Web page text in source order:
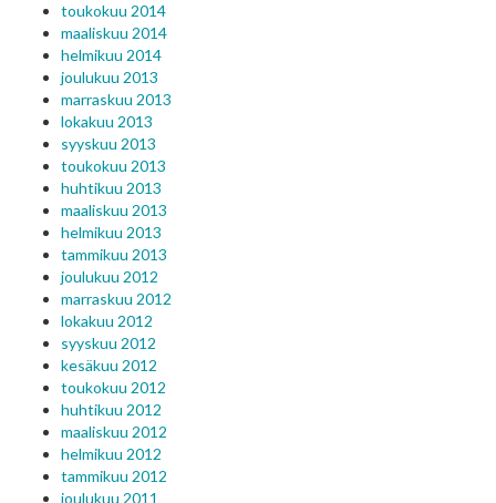
toukokuu 2014
maaliskuu 2014
helmikuu 2014
joulukuu 2013
marraskuu 2013
lokakuu 2013
syyskuu 2013
toukokuu 2013
huhtikuu 2013
maaliskuu 2013
helmikuu 2013
tammikuu 2013
joulukuu 2012
marraskuu 2012
lokakuu 2012
syyskuu 2012
kesäkuu 2012
toukokuu 2012
huhtikuu 2012
maaliskuu 2012
helmikuu 2012
tammikuu 2012
joulukuu 2011